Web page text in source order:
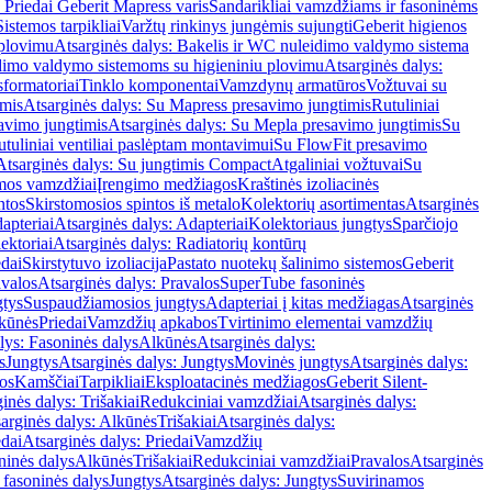
Geberit Mapress varisSandarikliai vamzdžiams ir fasoninėms
tarpikliaiVaržtų rinkinys jungėmis sujungtiGeberit higienos
Atsarginės dalys: Bakelis ir WC nuleidimo valdymo sistema
valdymo sistemoms su higieniniu plovimuAtsarginės dalys:
Tinklo komponentaiVamzdynų armatūrosVožtuvai su
Atsarginės dalys: Su Mapress presavimo jungtimisRutuliniai
jungtimisAtsarginės dalys: Su Mepla presavimo jungtimisSu
ventiliai paslėptam montavimuiSu FlowFit presavimo
dalys: Su jungtimis CompactAtgaliniai vožtuvaiSu
vamzdžiaiĮrengimo medžiagosKraštinės izoliacinės
Skirstomosios spintos iš metaloKolektorių asortimentasAtsarginės
Atsarginės dalys: AdapteriaiKolektoriaus jungtysSparčiojo
Atsarginės dalys: Radiatorių kontūrų
Skirstytuvo izoliacijaPastato nuotekų šalinimo sistemosGeberit
Atsarginės dalys: PravalosSuperTube fasoninės
Suspaudžiamosios jungtysAdapteriai į kitas medžiagasAtsarginės
PriedaiVamzdžių apkabosTvirtinimo elementai vamzdžių
Fasoninės dalysAlkūnėsAtsarginės dalys:
JungtysAtsarginės dalys: JungtysMovinės jungtysAtsarginės dalys:
KamščiaiTarpikliaiEksploatacinės medžiagosGeberit Silent-
dalys: TrišakiaiRedukciniai vamzdžiaiAtsarginės dalys:
dalys: AlkūnėsTrišakiaiAtsarginės dalys:
Atsarginės dalys: PriedaiVamzdžių
dalysAlkūnėsTrišakiaiRedukciniai vamzdžiaiPravalosAtsarginės
dalysJungtysAtsarginės dalys: JungtysSuvirinamos